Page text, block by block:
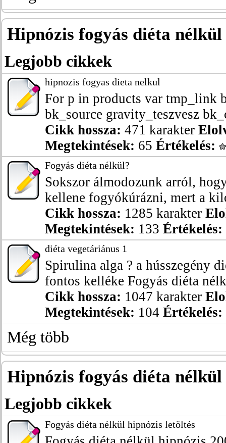
Hipnózis fogyás diéta
Legjobb cikkek
hipnozis fogyas dieta nelkul
For p in products var tmp_link
bk_source gravity_teszvesz
Cikk hossza: 471 karakter
Megtekintések: 65 Értékelés:
Fogyás diéta nélkül?
Sokszor álmodozunk arról,
kellene fogyókúrázni, mert a
Cikk hossza: 1285 karakter
Megtekintések: 133 Értékelés:
diéta vegetáriánus 1
Spirulina alga ? a hússzegény
fontos kelléke Fogyás diéta
Cikk hossza: 1047 karakter
Megtekintések: 104 Értékelés:
Még több
Hipnózis fogyás diéta
Legjobb cikkek
Fogyás diéta nélkül hipnózis letöltés